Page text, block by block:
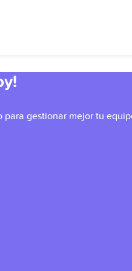
gestionar mejor tu